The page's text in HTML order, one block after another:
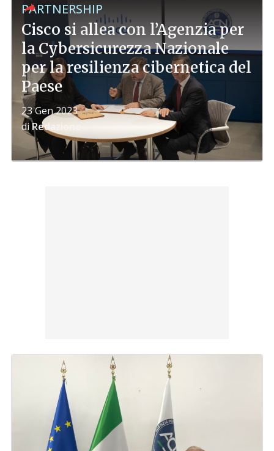
PARTNERSHIP
Cisco si allea con l’Agenzia per
la Cybersicurezza Nazionale
per la resilienza cibernetica del
Paese
23 Gen 2023
diRedazione